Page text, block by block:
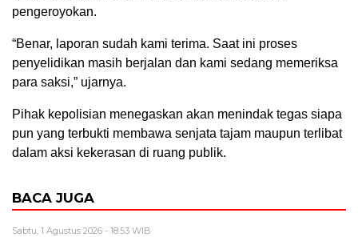
pengeroyokan.
“Benar, laporan sudah kami terima. Saat ini proses
penyelidikan masih berjalan dan kami sedang memeriksa
para saksi,” ujarnya.
Pihak kepolisian menegaskan akan menindak tegas siapa
pun yang terbukti membawa senjata tajam maupun terlibat
dalam aksi kekerasan di ruang publik.
BACA JUGA
Sabtu, 1 Agustus 2026 - 18:53 WIB